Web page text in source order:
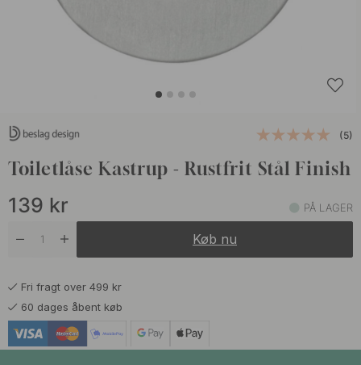
(5)
Toiletlåse Kastrup - Rustfrit Stål Finish
139 kr PÅ LAGER
Køb nu
Fri fragt over 499 kr
60 dages åbent køb